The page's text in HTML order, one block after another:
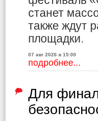
станет
также ждут
площадки.
07 авг 2026 в 15:00
подробнее...
Для